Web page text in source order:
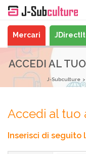
Mercari
ACCEDI AL
J-Subculture
Accedi al
Inserisci di seguito